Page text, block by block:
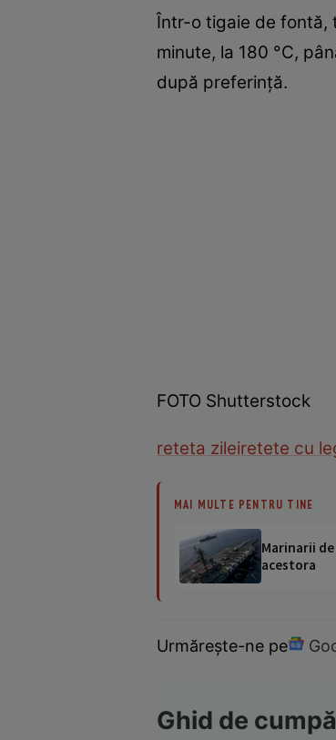
Într-o tigaie de fontă,
minute, la 180 °C,
după preferinţă.
FOTO Shutterstock
reteta zileiretete cu
MAI MULTE PENTRU TINE
Marinarii
acestora
Urmărește-ne pe
Ghid de